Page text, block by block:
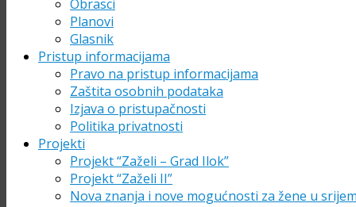
Obrasci
Planovi
Glasnik
Pristup informacijama
Pravo na pristup informacijama
Zaštita osobnih podataka
Izjava o pristupačnosti
Politika privatnosti
Projekti
Projekt “Zaželi – Grad Ilok”
Projekt “Zaželi II”
Nova znanja i nove mogućnosti za žene u